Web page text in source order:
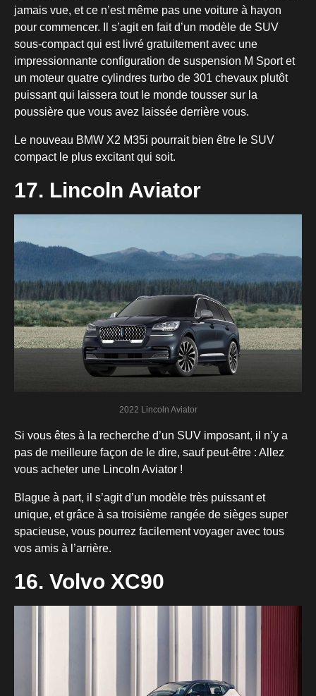
jamais vue, et ce n’est même pas une voiture à hayon
pour commencer. Il s’agit en fait d’un modèle de SUV
sous-compact qui est livré gratuitement avec une
impressionnante configuration de suspension M Sport et
un moteur quatre cylindres turbo de 301 chevaux plutôt
puissant qui laissera tout le monde tousser sur la
poussière que vous avez laissée derrière vous.
Le nouveau BMW X2 M35i pourrait bien être le SUV
compact le plus excitant qui soit.
17. Lincoln Aviator
2022 Lincoln Aviator
Si vous êtes à la recherche d’un SUV imposant, il n’y a
pas de meilleure façon de le dire, sauf peut-être : Allez
vous acheter une Lincoln Aviator !
Blague à part, il s’agit d’un modèle très puissant et
unique, et grâce à sa troisième rangée de sièges super
spacieuse, vous pourrez facilement voyager avec tous
vos amis à l’arrière.
16. Volvo XC90